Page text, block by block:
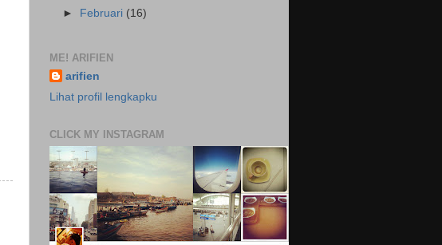
►
Februari (16)
ME! ARIFIEN
arifien
Lihat profil lengkapku
CLICK MY INSTAGRAM